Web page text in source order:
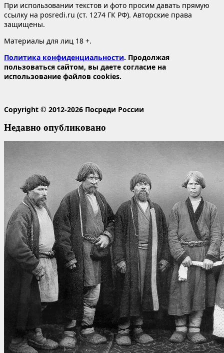
При использовании текстов и фото просим давать прямую
ссылку на posredi.ru (ст. 1274 ГК РФ). Авторские права
защищены.
Материалы для лиц 18 +.
Политика конфиденциальности. Продолжая
пользоваться сайтом, вы даете согласие на
использование файлов cookies.
Copyright © 2012-2026 Посреди России
Недавно опубликовано